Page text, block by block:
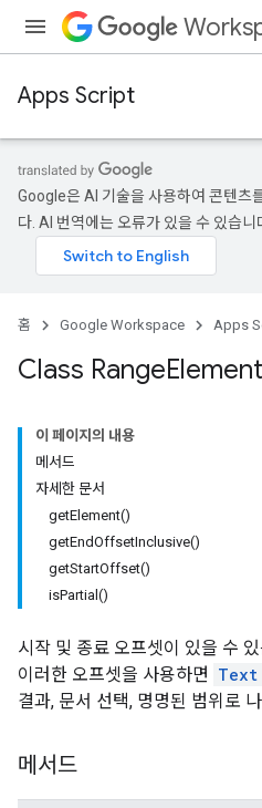
Apps Script
Google은 AI 기술을 사용하여 콘텐츠
다. AI 번역에는 오류가 있을 수 있습니
홈 Google Workspace Apps
Class RangeElement
이 페이지의 내용
메서드
자세한 문서
getElement()
getEndOffsetInclusive()
getStartOffset()
isPartial()
시작 및 종료 오프셋이 있을 수
이러한 오프셋을 사용하면 Text
결과, 문서 선택, 명명된 범위로
메서드